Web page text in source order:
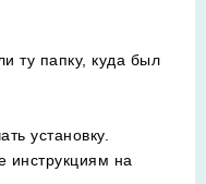
ту папку, куда был
установку.
инструкциям на